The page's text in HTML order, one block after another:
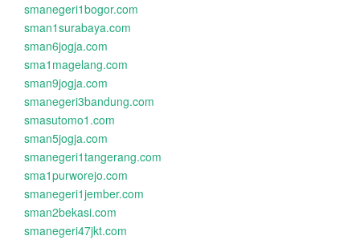
smanegeri1bogor.com
sman1surabaya.com
sman6jogja.com
sma1magelang.com
sman9jogja.com
smanegeri3bandung.com
smasutomo1.com
sman5jogja.com
smanegeri1tangerang.com
sma1purworejo.com
smanegeri1jember.com
sman2bekasi.com
smanegeri47jkt.com